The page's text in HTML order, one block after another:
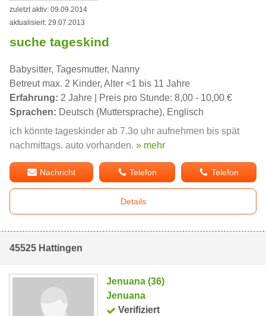
zuletzt aktiv: 09.09.2014
aktualisiert: 29.07.2013
suche tageskind
Babysitter, Tagesmutter, Nanny
Betreut max. 2 Kinder, Alter <1 bis 11 Jahre
Erfahrung: 2 Jahre | Preis pro Stunde: 8,00 - 10,00 €
Sprachen: Deutsch (Muttersprache), Englisch
ich könnte tageskinder ab 7.3o uhr aufnehmen bis spät
nachmittags. auto vorhanden. » mehr
Nachricht Telefon Telefon
Details
45525 Hattingen
Jenuana (36)
Jenuana
Verifiziert